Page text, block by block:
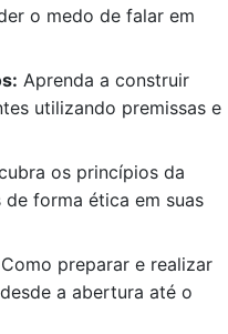
o medo de falar em
Aprenda a construir
utilizando premissas e
os princípios da
forma ética em suas
Como preparar e realizar
a abertura até o